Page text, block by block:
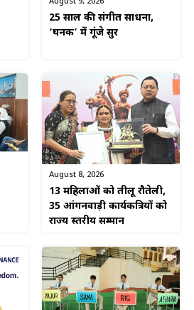
25 साल की संगीत साधना,
‘घनक’ में गूंजे सुर
August 8, 2026
13 महिलाओं को तीलू रौतेली,
35 आंगनवाड़ी कार्यकत्रियों को
राज्य स्तरीय सम्मान